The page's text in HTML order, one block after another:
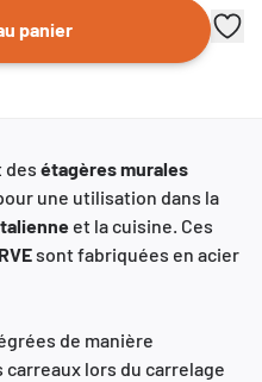
panier
des étagères murales
une utilisation dans la
et la cuisine. Ces
sont fabriquées en acier
de manière
lors du carrelage